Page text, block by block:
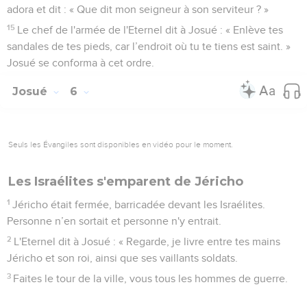
adora et dit : « Que dit mon seigneur à son serviteur ? »
15 Le chef de l'armée de l'Eternel dit à Josué : « Enlève tes
sandales de tes pieds, car l’endroit où tu te tiens est saint. »
Josué se conforma à cet ordre.
Josué 6
Seuls les Évangiles sont disponibles en vidéo pour le moment.
Les Israélites s'emparent de Jéricho
1 Jéricho était fermée, barricadée devant les Israélites.
Personne n’en sortait et personne n'y entrait.
2 L'Eternel dit à Josué : « Regarde, je livre entre tes mains
Jéricho et son roi, ainsi que ses vaillants soldats.
3 Faites le tour de la ville, vous tous les hommes de guerre.